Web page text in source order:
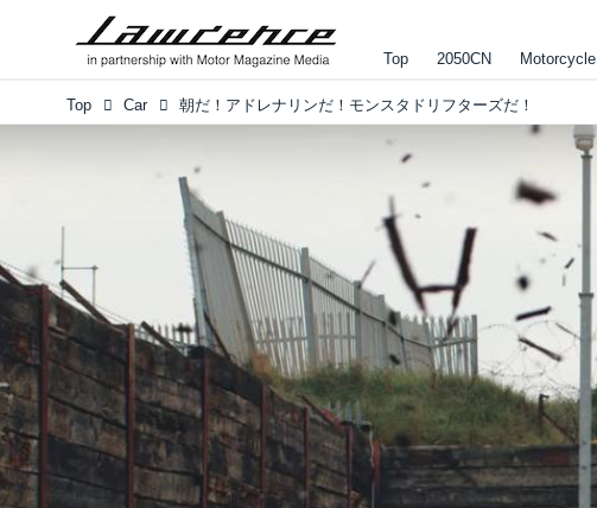
Top 2050CN Motorcycle
Top Car 朝だ！アドレナリンだ！モンスタドリフターズだ！